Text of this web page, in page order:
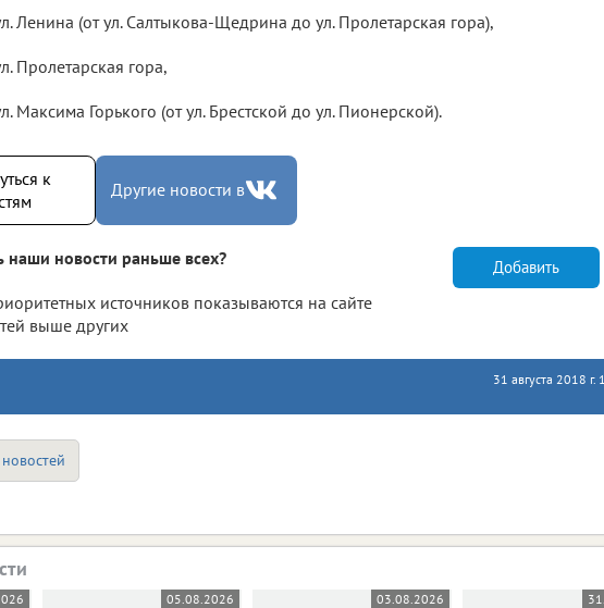
Ленина (от ул. Салтыкова-Щедрина до ул. Пролетарская гора),
Пролетарская гора,
Максима Горького (от ул. Брестской до ул. Пионерской).
к
Другие новости в
наши новости раньше всех?
источников показываются на сайте
выше других
Добавить
31 августа 2018 г.
05.08.2026 03.08.2026